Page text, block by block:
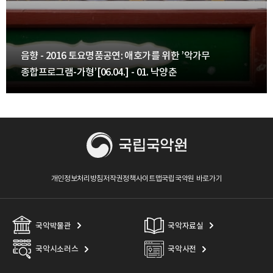
음향 - 2016 토요명품공연: 애호가를 위한 ’악가무
종합프로그램-가형’[06.04.] - 01. 낙양춘
개인정보처리방침저작권정책사이트맵국립국악원 바로가기
국악박물관 국악자료실
국악시소러스 국악사전